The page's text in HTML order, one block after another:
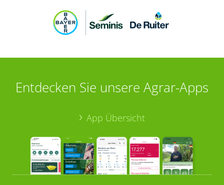
Entdecken Sie unsere Agrar-Apps
App Übersicht